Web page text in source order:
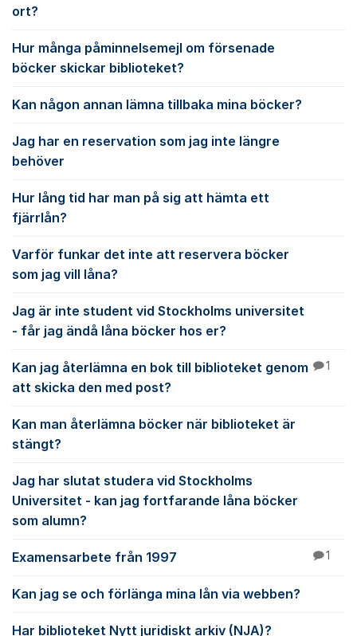
ort?
Hur många påminnelsemejl om försenade
böcker skickar biblioteket?
Kan någon annan lämna tillbaka mina böcker?
Jag har en reservation som jag inte längre
behöver
Hur lång tid har man på sig att hämta ett
fjärrlån?
Varför funkar det inte att reservera böcker
som jag vill låna?
Jag är inte student vid Stockholms universitet
- får jag ändå låna böcker hos er?
Kan jag återlämna en bok till biblioteket genom
att skicka den med post?
1
Kan man återlämna böcker när biblioteket är
stängt?
Jag har slutat studera vid Stockholms
Universitet - kan jag fortfarande låna böcker
som alumn?
Examensarbete från 1997 1
Kan jag se och förlänga mina lån via webben?
Har biblioteket Nytt juridiskt arkiv (NJA)?